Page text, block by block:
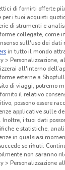
di fornirti offerte
per i tuoi acquisti
di strumenti e
collegate, come
sull'uso dei
in tutto il mondo
> Personalizzazione,
all'interno
esterne a
di viaggi, potremo
il relativo
possono essere
applicative sulle
Inoltre, i tuoi dati
e statistiche,
in qualsiasi
se rifiuti:
non saranno
> Personalizzazione